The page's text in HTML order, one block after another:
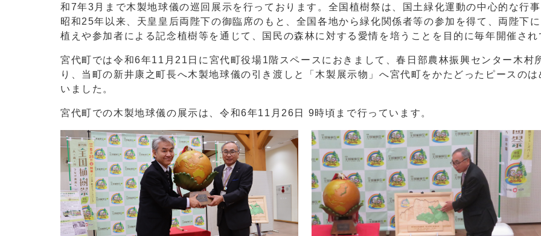
和7年3月まで木製地球儀の巡回展示を行っております。全国植樹祭は、国土緑化運動の中心的な行
昭和25年以来、天皇皇后両陛下の御臨席のもと、全国各地から緑化関係者等の参加を得て、両陛下
植えや参加者による記念植樹等を通じて、国民の森林に対する愛情を培うことを目的に毎年開催さ
宮代町では令和6年11月21日に宮代町役場1階スペースにおきまして、春日部農林振興センター木村
り、当町の新井康之町長へ木製地球儀の引き渡しと「木製展示物」へ宮代町をかたどったピースの
いました。
宮代町での木製地球儀の展示は、令和6年11月26日 9時頃まで行っています。